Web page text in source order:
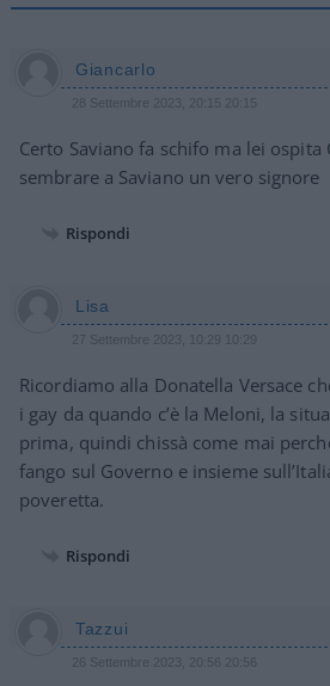
Giancarlo
28 Settembre 2023, 20:15 20:15
Certo Saviano fa schifo ma lei ospita
sembrare a Saviano un vero signore
Rispondi
Lisa
27 Settembre 2023, 10:29 10:29
Ricordiamo alla Donatella Versace
i gay da quando c’è la Meloni, la
prima, quindi chissà come mai
fango sul Governo e insieme
poveretta.
Rispondi
Tazzui
26 Settembre 2023, 20:56 20:56